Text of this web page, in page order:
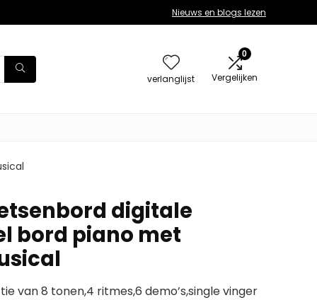
Nieuws en blogs lezen
verlanglijst
0
Vergelijken
digitale
bord piano met
van 8 tonen,4 ritmes,6 demo’s,single vinger